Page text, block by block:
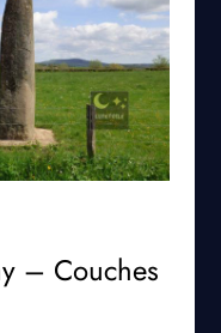
– Couches